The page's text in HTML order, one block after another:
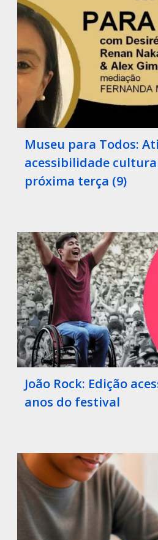
Museu para Todos:
acessibilidade
próxima terça (9)
João Rock: Edição
anos do festival